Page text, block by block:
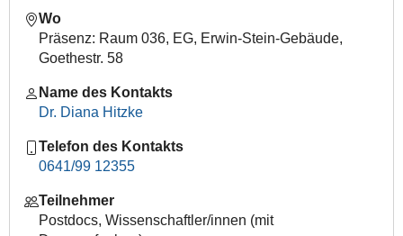
Förderanträgen:
Anforderungen
DFG,
EC/EU,
und
HMWK
2026-
01T09:00:00+02:00
Wo
Präsenz: Raum 036, EG, Erwin-Stein-Gebäude,
Goethestr. 58
Name des Kontakts
Dr. Diana Hitzke
Telefon des Kontakts
0641/99 12355
Teilnehmer
Postdocs, Wissenschaftler/innen (mit